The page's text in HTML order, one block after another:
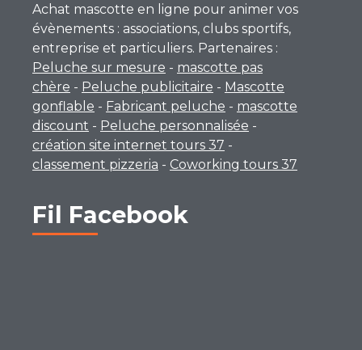
Achat mascotte en ligne pour animer vos
évènements : associations, clubs sportifs,
entreprise et particuliers. Partenaires :
Peluche sur mesure - mascotte pas
chère - Peluche publicitaire - Mascotte
gonflable - Fabricant peluche - mascotte
discount - Peluche personnalisée -
création site internet tours 37 -
classement pizzeria - Coworking tours 37
Fil Facebook